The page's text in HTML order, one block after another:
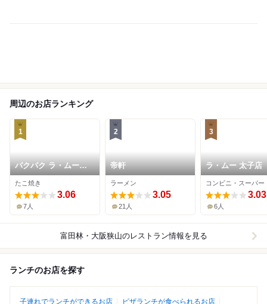
周辺のお店ランキング
1
パクパク ラ・ムー太
子店
たこ焼き
3.06
7人
2
帝軒
ラーメン
3.05
21人
3
ラ・ムー 太子店
コンビニ・スーパー
3.03
6人
富田林・大阪狭山のレストラン情報を見る
ランチのお店を探す
子連れでランチができるお店
ピザランチが食べられるお店